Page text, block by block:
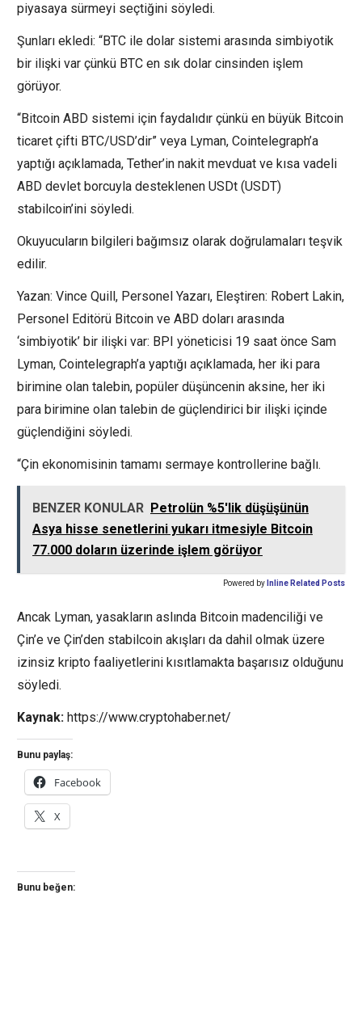
piyasaya sürmeyi seçtiğini söyledi.
Şunları ekledi: “BTC ile dolar sistemi arasında simbiyotik
bir ilişki var çünkü BTC en sık dolar cinsinden işlem
görüyor.
“Bitcoin ABD sistemi için faydalıdır çünkü en büyük Bitcoin
ticaret çifti BTC/USD’dir” veya Lyman, Cointelegraph’a
yaptığı açıklamada, Tether’in nakit mevduat ve kısa vadeli
ABD devlet borcuyla desteklenen USDt (USDT)
stabilcoin’ini söyledi.
Okuyucuların bilgileri bağımsız olarak doğrulamaları teşvik
edilir.
Yazan: Vince Quill, Personel Yazarı, Eleştiren: Robert Lakin,
Personel Editörü Bitcoin ve ABD doları arasında
‘simbiyotik’ bir ilişki var: BPI yöneticisi 19 saat önce Sam
Lyman, Cointelegraph’a yaptığı açıklamada, her iki para
birimine olan talebin, popüler düşüncenin aksine, her iki
para birimine olan talebin de güçlendirici bir ilişki içinde
güçlendiğini söyledi.
“Çin ekonomisinin tamamı sermaye kontrollerine bağlı.
BENZER KONULAR Petrolün %5'lik düşüşünün
Asya hisse senetlerini yukarı itmesiyle Bitcoin
77.000 doların üzerinde işlem görüyor
Powered by Inline Related Posts
Ancak Lyman, yasakların aslında Bitcoin madenciliği ve
Çin’e ve Çin’den stabilcoin akışları da dahil olmak üzere
izinsiz kripto faaliyetlerini kısıtlamakta başarısız olduğunu
söyledi.
Kaynak: https://www.cryptohaber.net/
Bunu paylaş:
Facebook
X
Bunu beğen: